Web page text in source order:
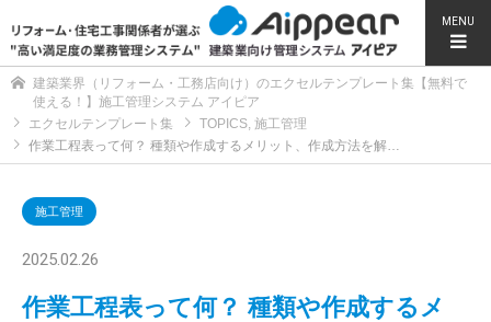
MENU
建築業界（リフォーム・工務店向け）のエクセルテンプレート集【無料で
使える！】施工管理システム アイピア
エクセルテンプレート集
TOPICS, 施工管理
作業工程表って何？ 種類や作成するメリット、作成方法を解…
施工管理
2025.02.26
作業工程表って何？ 種類や作成するメ